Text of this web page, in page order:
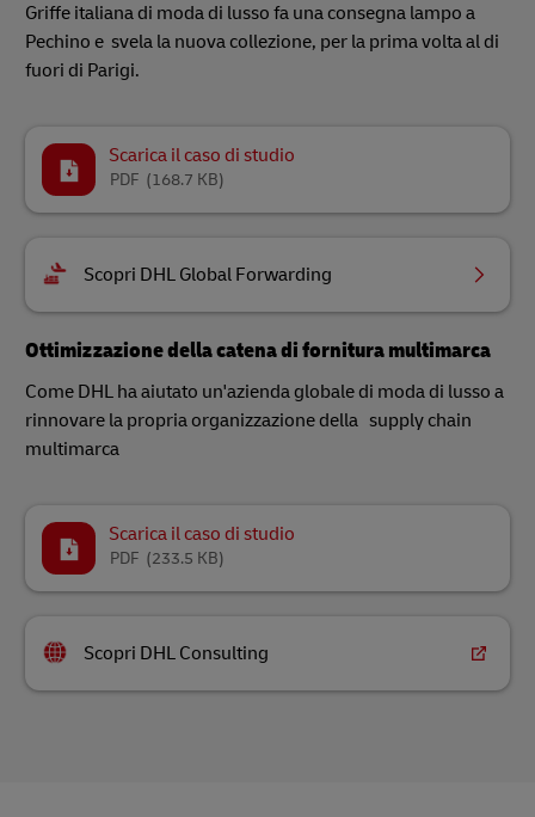
Griffe italiana di moda di lusso fa una consegna lampo a
Pechino e svela la nuova collezione, per la prima volta al di
fuori di Parigi.
Scarica il caso di studio
(168.7 KB)
PDF
Scopri DHL Global Forwarding
Ottimizzazione della catena di fornitura multimarca
Come DHL ha aiutato un'azienda globale di moda di lusso a
rinnovare la propria organizzazione della supply chain
multimarca
Scarica il caso di studio
(233.5 KB)
PDF
Scopri DHL Consulting